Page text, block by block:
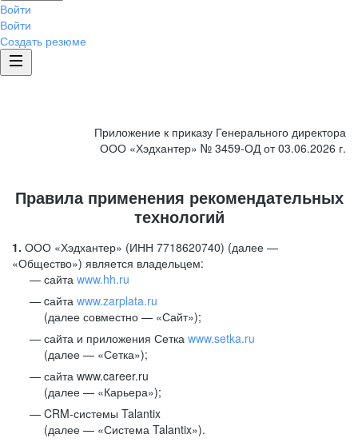
Войти
Войти
Создать резюме
Приложение к приказу Генерального директора
ООО «Хэдхантер» № 3459-ОД от 03.06.2026 г.
Правила применения рекомендательных
технологий
1. ООО «Хэдхантер» (ИНН 7718620740) (далее —
«Общество») является владельцем:
сайта www.hh.ru
cайта www.zarplata.ru
(далее совместно — «Сайт»);
сайта и приложения Сетка www.setka.ru
(далее — «Сетка»);
сайта www.career.ru
(далее — «Карьера»);
CRM-системы Talantix
(далее — «Система Talantix»).